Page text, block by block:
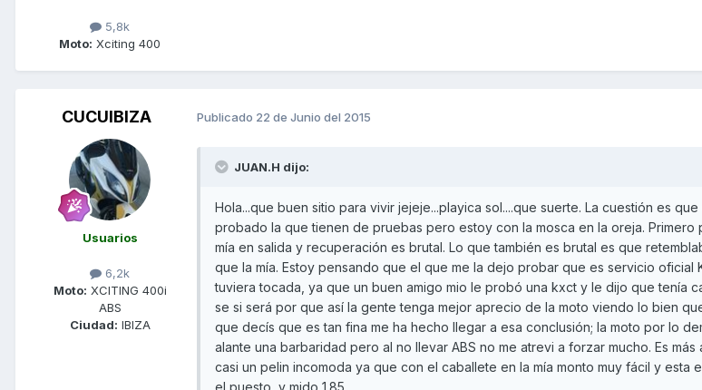
5,8k
Moto: Xciting 400
CUCUIBIZA
Usuarios
6,2k
Moto: XCITING 400i
ABS
Ciudad: IBIZA
Publicado 22 de Junio del 2015
JUAN.H dijo:
Hola...que buen sitio para vivir jejeje...playica sol....que suerte. La cuestión es
probado la que tienen de pruebas pero estoy con la mosca en la oreja. Primero
mía en salida y recuperación es brutal. Lo que también es brutal es que
que la mía. Estoy pensando que el que me la dejo probar que es servicio oficial
tuviera tocada, ya que un buen amigo mio le probó una kxct y le dijo que tenía
se si será por que así la gente tenga mejor aprecio de la moto viendo lo bien
que decís que es tan fina me ha hecho llegar a esa conclusión; la moto por lo
alante una barbaridad pero al no llevar ABS no me atrevi a forzar mucho. Es más
casi un pelin incomoda ya que con el caballete en la mía monto muy fácil y esta
el puesto, y mido 1.85